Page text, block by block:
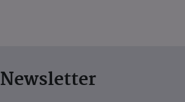
Newsletter